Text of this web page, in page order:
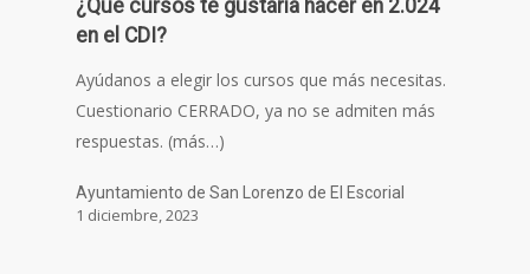
¿Qué cursos te gustaría hacer en 2.024
en el CDI?
Ayúdanos a elegir los cursos que más necesitas.
Cuestionario CERRADO, ya no se admiten más
respuestas. (más…)
Ayuntamiento de San Lorenzo de El Escorial
1 diciembre, 2023